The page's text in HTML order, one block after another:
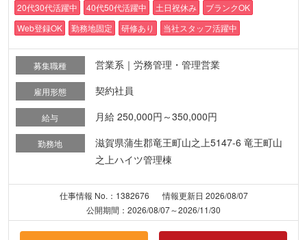
20代30代活躍中
40代50代活躍中 土日祝休み
ブランクOK
Web登録OK
勤務地固定 研修あり 当社スタッフ活躍中
募集職種 営業系｜労務管理・管理営業
雇用形態 契約社員
給与 月給 250,000円～350,000円
勤務地
滋賀県蒲生郡竜王町山之上5147-6 竜王町山
之上ハイツ管理棟
仕事情報 No.：1382676
情報更新日 2026/08/07
公開期間：2026/08/07～2026/11/30